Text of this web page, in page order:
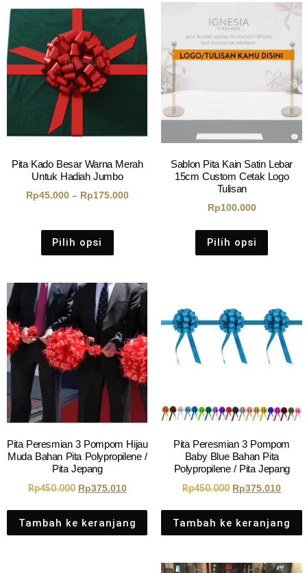
Pita Kado Besar Warna Merah
Untuk Hadiah Jumbo
Rp45.000 – Rp175.000
Pilih opsi
Sablon Pita Kain Satin Lebar
15cm Custom Cetak Logo
Tulisan
Rp100.000
Pilih opsi
Pita Peresmian 3 Pompom Hijau
Muda Bahan Pita Polypropilene /
Pita Jepang
Rp450.000 Rp375.010
Tambah ke keranjang
Pita Peresmian 3 Pompom
Baby Blue Bahan Pita
Polypropilene / Pita Jepang
Rp450.000 Rp375.010
Tambah ke keranjang